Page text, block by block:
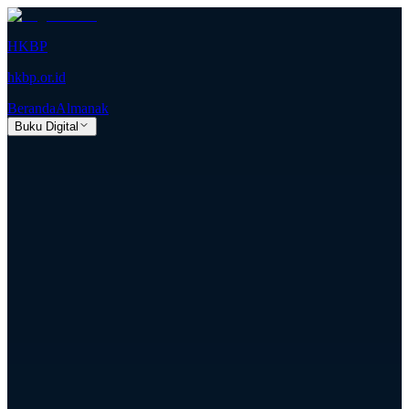
HKBP
hkbp.or.id
BerandaAlmanak
Buku Digital